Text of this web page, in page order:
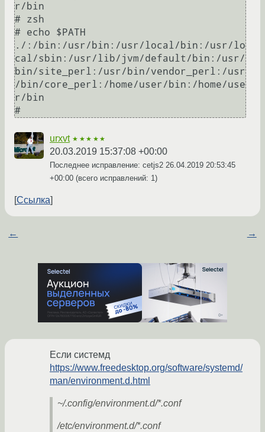
r/bin
# zsh
# echo $PATH
./:/bin:/usr/bin:/usr/local/bin:/usr/lo
cal/sbin:/usr/lib/jvm/default/bin:/usr/
bin/site_perl:/usr/bin/vendor_perl:/usr
/bin/core_perl:/home/user/bin:/home/use
r/bin
urxvt ★★★★★
20.03.2019 15:37:08 +00:00
Последнее исправление: cetjs2 26.04.2019 20:53:45
+00:00 (всего исправлений: 1)
Ссылка
← →
Если системд
https://www.freedesktop.org/software/systemd/
man/environment.d.html
~/.config/environment.d/*.conf
/etc/environment.d/*.conf